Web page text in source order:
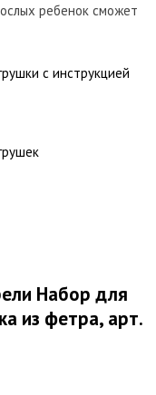
ребенок сможет
с инструкцией
Набор для
из фетра, арт.